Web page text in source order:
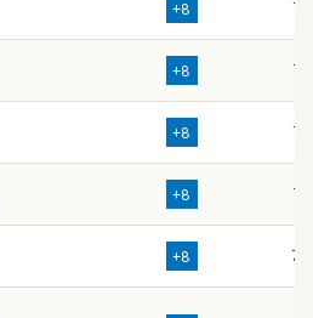
+8 76
+8 75
+8 72
+8 73
+8 78